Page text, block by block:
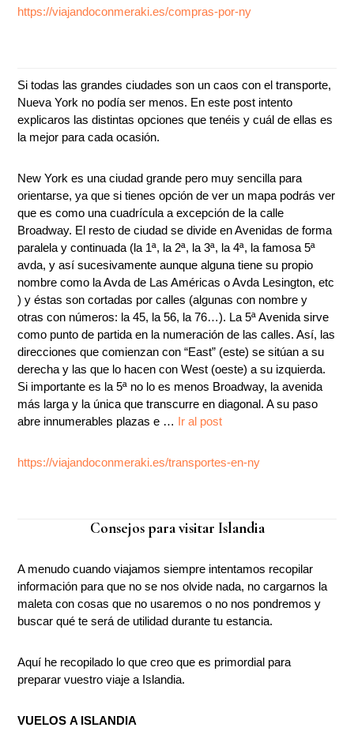
https://viajandoconmeraki.es/compras-por-ny
Si todas las grandes ciudades son un caos con el transporte,
Nueva York no podía ser menos. En este post intento
explicaros las distintas opciones que tenéis y cuál de ellas es
la mejor para cada ocasión.
New York es una ciudad grande pero muy sencilla para
orientarse, ya que si tienes opción de ver un mapa podrás ver
que es como una cuadrícula a excepción de la calle
Broadway. El resto de ciudad se divide en Avenidas de forma
paralela y continuada (la 1ª, la 2ª, la 3ª, la 4ª, la famosa 5ª
avda, y así sucesivamente aunque alguna tiene su propio
nombre como la Avda de Las Américas o Avda Lesington, etc
) y éstas son cortadas por calles (algunas con nombre y
otras con números: la 45, la 56, la 76…). La 5ª Avenida sirve
como punto de partida en la numeración de las calles. Así, las
direcciones que comienzan con “East” (este) se sitúan a su
derecha y las que lo hacen con West (oeste) a su izquierda.
Si importante es la 5ª no lo es menos Broadway, la avenida
más larga y la única que transcurre en diagonal. A su paso
abre innumerables plazas e … Ir al post
https://viajandoconmeraki.es/transportes-en-ny
Consejos para visitar Islandia
A menudo cuando viajamos siempre intentamos recopilar
información para que no se nos olvide nada, no cargarnos la
maleta con cosas que no usaremos o no nos pondremos y
buscar qué te será de utilidad durante tu estancia.
Aquí he recopilado lo que creo que es primordial para
preparar vuestro viaje a Islandia.
VUELOS A ISLANDIA